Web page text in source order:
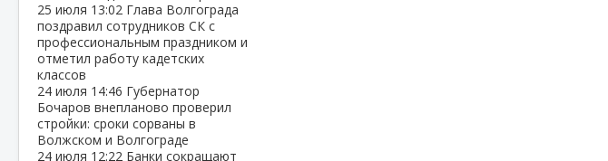
25 июля 13:02 Глава Волгограда
поздравил сотрудников СК с
профессиональным праздником и
отметил работу кадетских
классов
24 июля 14:46 Губернатор
Бочаров внепланово проверил
стройки: сроки сорваны в
Волжском и Волгограде
24 июля 12:22 Банки сокращают